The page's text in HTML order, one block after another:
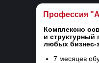
Комплексно
и структурный
любых бизнес-
7 месяцев
Профессия